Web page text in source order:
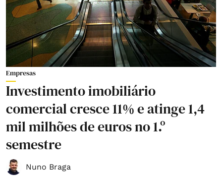
Empresas
Investimento imobiliário
comercial cresce 11% e atinge 1,4
mil milhões de euros no 1.º
semestre
Nuno Braga